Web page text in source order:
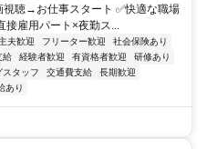
聴→お仕事スタート ✅快適な職場
接雇用パート×夜勤ス...
夫歓迎 フリーター歓迎
社会保険あり
給 経験者歓迎 有資格者歓迎
研修あり
スタッフ 交通費支給
長期歓迎
あり